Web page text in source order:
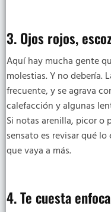
3. Ojos rojos,
Aquí hay mucha gente
molestias. Y no debería.
frecuente, y se agrava
calefacción y algunas
Si notas arenilla, picor o
sensato es revisar qué
que vaya a más.
4. Te cuesta